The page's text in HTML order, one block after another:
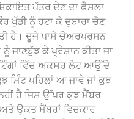
ਪੱਤਰ ਦੇਣ ਦਾ ਫ਼ੈਸਲਾ
ਖੁੱਡੀ ਨੂੰ ਹਟਾ ਕੇ ਦੁਬਾਰਾ ਚੋਣ
ਹੈ। ਦੂਜੇ ਪਾਸੇ ਚੇਅਰਪਰਸਨ
ਨੂੰ ਜਾਣਬੁੱਝ ਕੇ ਪ੍ਰੇਸ਼ਾਨ ਕੀਤਾ ਜਾ
ਵਿੱਚ ਅਕਸਰ ਲੇਟ ਆਉੱਦੇ
ਮਿੰਟ ਪਹਿਲਾਂ ਆ ਜਾਵੇ ਜਾਂ ਕੁਝ
ਹੈ ਜਿਸ ਉੱਪਰ ਕੁਝ ਮੈਂਬਰ
ਉਕਤ ਮੈਂਬਰਾਂ ਵਿਚਕਾਰ